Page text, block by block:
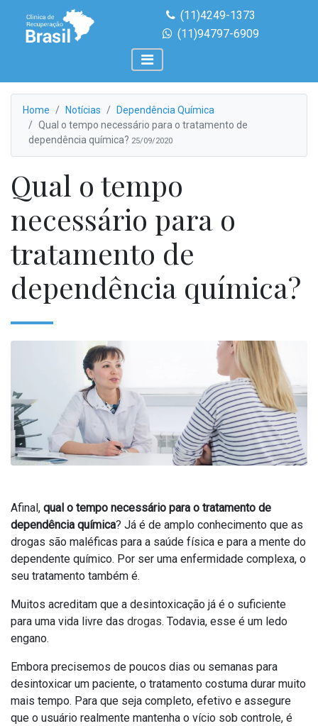
(11)4249-1373
(11)94797-6909
Home Notícias
Dependência Química
Qual o tempo necessário para o tratamento de
dependência química? 25/09/2020
Qual o tempo
necessário para o
tratamento de
dependência química?
Afinal, qual o tempo necessário para o tratamento de
dependência química? Já é de amplo conhecimento que as
drogas são maléficas para a saúde física e para a mente do
dependente químico. Por ser uma enfermidade complexa, o
seu tratamento também é.
Muitos acreditam que a desintoxicação já é o suficiente
para uma vida livre das drogas. Todavia, esse é um ledo
engano.
Embora precisemos de poucos dias ou semanas para
desintoxicar um paciente, o tratamento costuma durar muito
mais tempo. Para que seja completo, efetivo e assegure
que o usuário realmente mantenha o vício sob controle, é